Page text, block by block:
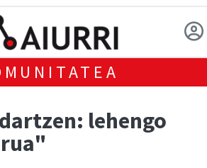
lehengo